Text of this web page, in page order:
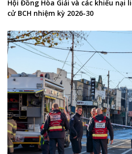
Hội Đồng Hòa Giải và các khiếu nại
cử BCH nhiệm kỳ 2026-30